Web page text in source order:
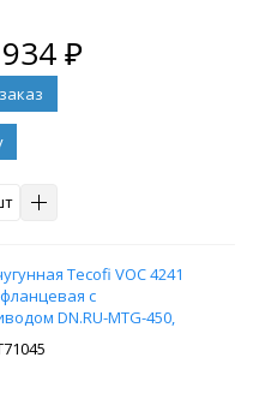
₽
Tecofi VOC 4241
с
DN.RU-MTG-450,